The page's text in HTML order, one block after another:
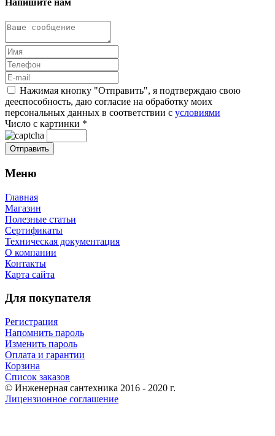
Нажимая кнопку "Отправить", я подтверждаю свою
дееспособность, даю согласие на обработку моих
персональных данных в соответствии с условиями
Число с картинки *
Меню
Главная
Магазин
Полезные статьи
Сертификаты
Техническая документация
О компании
Контакты
Карта сайта
Для покупателя
Регистрация
Напомнить пароль
Изменить пароль
Оплата и гарантии
Корзина
Список заказов
© Инженерная сантехника 2016 - 2020 г.
Лицензионное соглашение